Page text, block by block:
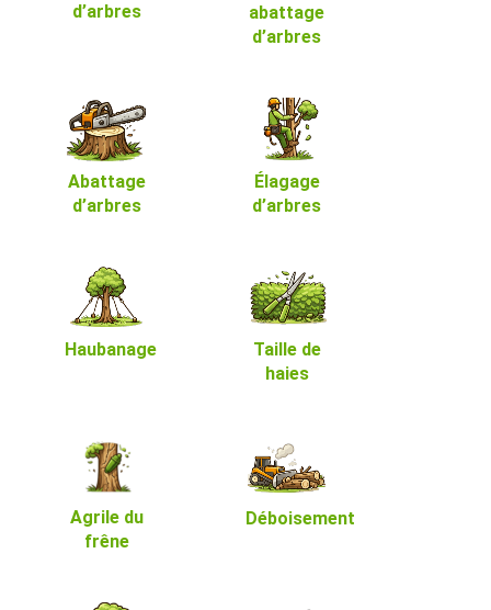
d’arbres
abattage
d’arbres
Abattage
d’arbres
Élagage
d’arbres
Haubanage
Taille de
haies
Agrile du
frêne
Déboisement